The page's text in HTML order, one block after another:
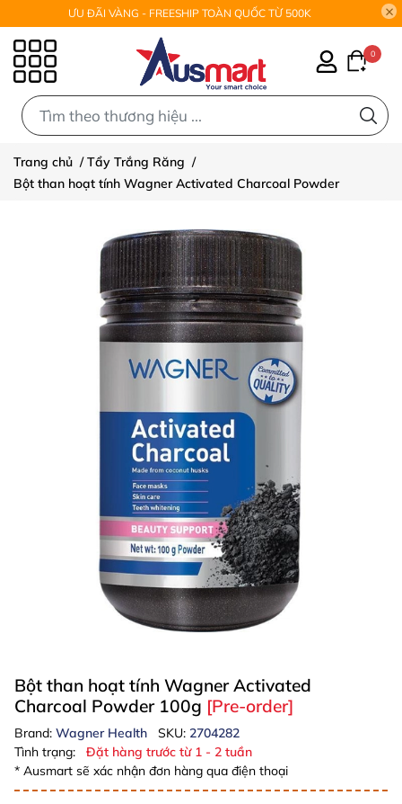
ƯU ĐÃI VÀNG - FREESHIP TOÀN QUỐC TỪ 500K
0
Trang chủ /Tẩy Trắng Răng /
Bột than hoạt tính Wagner Activated Charcoal Powder
Bột than hoạt tính Wagner Activated
Charcoal Powder 100g [Pre-order]
Brand: Wagner Health SKU: 2704282
Tình trạng:
Đặt hàng trước từ 1 - 2 tuần
* Ausmart sẽ xác nhận đơn hàng qua điện thoại